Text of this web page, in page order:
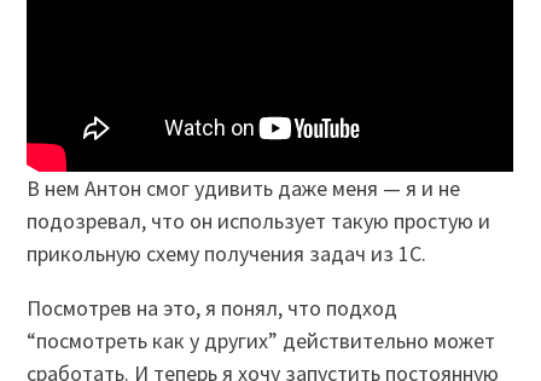
В нем Антон смог удивить даже меня — я и не
подозревал, что он использует такую простую и
прикольную схему получения задач из 1С.
Посмотрев на это, я понял, что подход
“посмотреть как у других” действительно может
сработать. И теперь я хочу запустить постоянную